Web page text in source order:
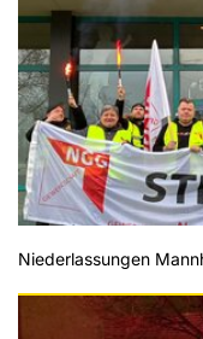
Niederlassungen